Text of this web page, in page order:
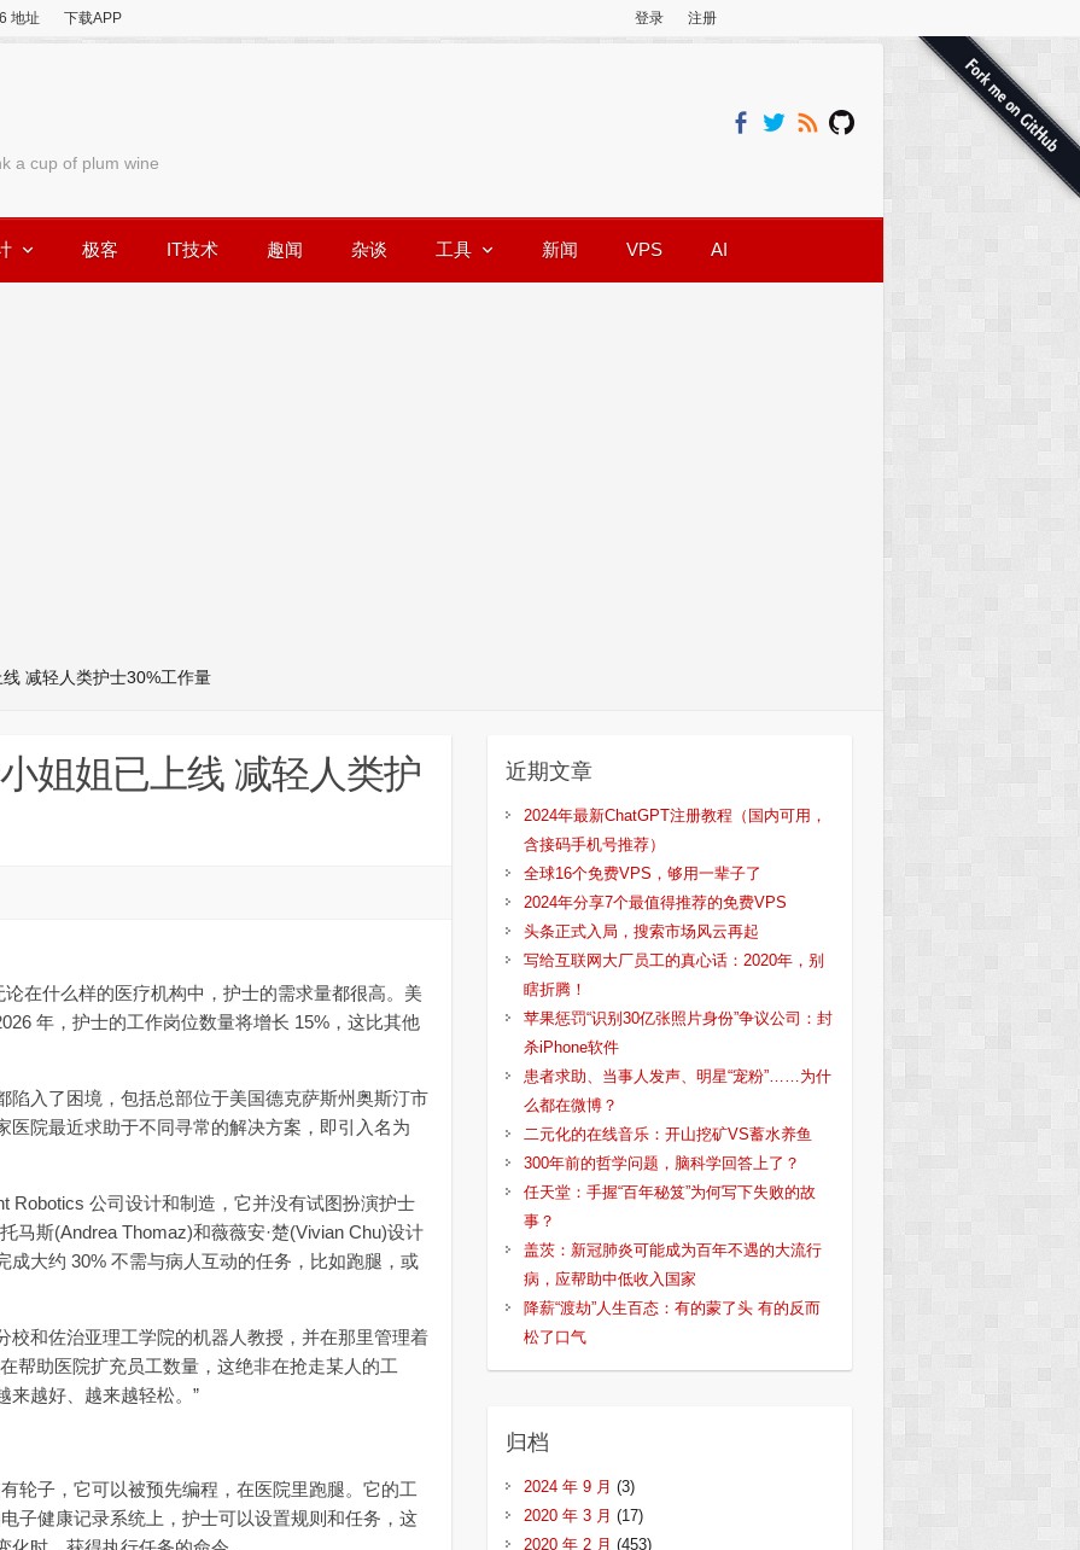
地址 下载APP 登录 注册
a cup of plum wine
极客 IT技术 趣闻 杂谈 工具 新闻 VPS AI
减轻人类护士30%工作量
姐姐已上线 减轻人类护
什么样的医疗机构中，护士的需求量都很高。美
年，护士的工作岗位数量将增长 15%，这比其他
入了困境，包括总部位于美国德克萨斯州奥斯汀市
医院最近求助于不同寻常的解决方案，即引入名为
公司设计和制造，它并没有试图扮演护士
马斯(Andrea Thomaz)和薇薇安·楚(Vivian Chu)设计
成大约 30% 不需与病人互动的任务，比如跑腿，或
和佐治亚理工学院的机器人教授，并在那里管理着
帮助医院扩充员工数量，这绝非在抢走某人的工
来越好、越来越轻松。”
子，它可以被预先编程，在医院里跑腿。它的工
子健康记录系统上，护士可以设置规则和任务，这
近期文章
2024年最新ChatGPT注册教程（国内可用，
含接码手机号推荐）
全球16个免费VPS，够用一辈子了
2024年分享7个最值得推荐的免费VPS
头条正式入局，搜索市场风云再起
写给互联网大厂员工的真心话：2020年，别
瞎折腾！
苹果惩罚“识别30亿张照片身份”争议公司：封
杀iPhone软件
患者求助、当事人发声、明星“宠粉”……为什
么都在微博？
二元化的在线音乐：开山挖矿VS蓄水养鱼
300年前的哲学问题，脑科学回答上了？
任天堂：手握“百年秘笈”为何写下失败的故
事？
盖茨：新冠肺炎可能成为百年不遇的大流行
病，应帮助中低收入国家
降薪“渡劫”人生百态：有的蒙了头 有的反而
松了口气
归档
2024 年 9 月 (3)
2020 年 3 月 (17)
2020 年 2 月 (453)